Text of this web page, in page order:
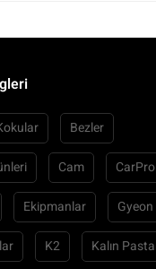
Bezler
Cam CarPro
Ekipmanlar Gyeon
K2 Kalın Pasta